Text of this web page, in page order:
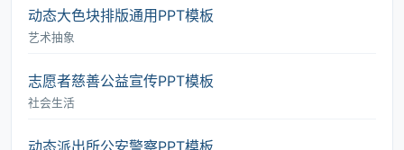
动态大色块排版通用PPT模板
艺术抽象
志愿者慈善公益宣传PPT模板
社会生活
动态派出所公安警察PPT模板